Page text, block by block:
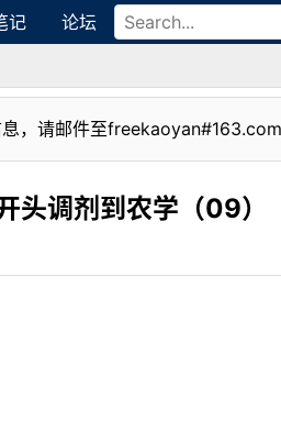
记 论坛
，请邮件至
头调剂到农学（09）